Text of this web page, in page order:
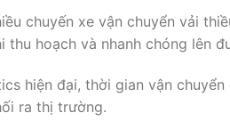
chuyến xe vận chuyển vải
thu hoạch và nhanh chóng lên
hiện đại, thời gian vận
ra thị trường.